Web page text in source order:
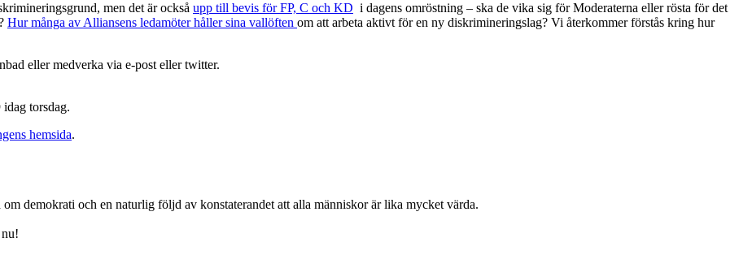
men det är också upp till bevis för FP, C och KD i dagens omröstning – ska de vika sig för Moderaterna eller rösta för det
Hur många av Alliansens ledamöter håller sina vallöften om att arbeta aktivt för en ny diskrimineringslag? Vi återkommer förstås kring hur
eller medverka via e-post eller twitter.
torsdag.
hemsida.
demokrati och en naturlig följd av konstaterandet att alla människor är lika mycket värda.